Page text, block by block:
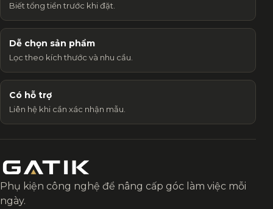
Biết tổng tiền trước khi đặt.
Dễ chọn sản phẩm
Lọc theo kích thước và nhu cầu.
Có hỗ trợ
Liên hệ khi cần xác nhận mẫu.
Phụ kiện công nghệ để nâng cấp góc làm việc mỗi
ngày.